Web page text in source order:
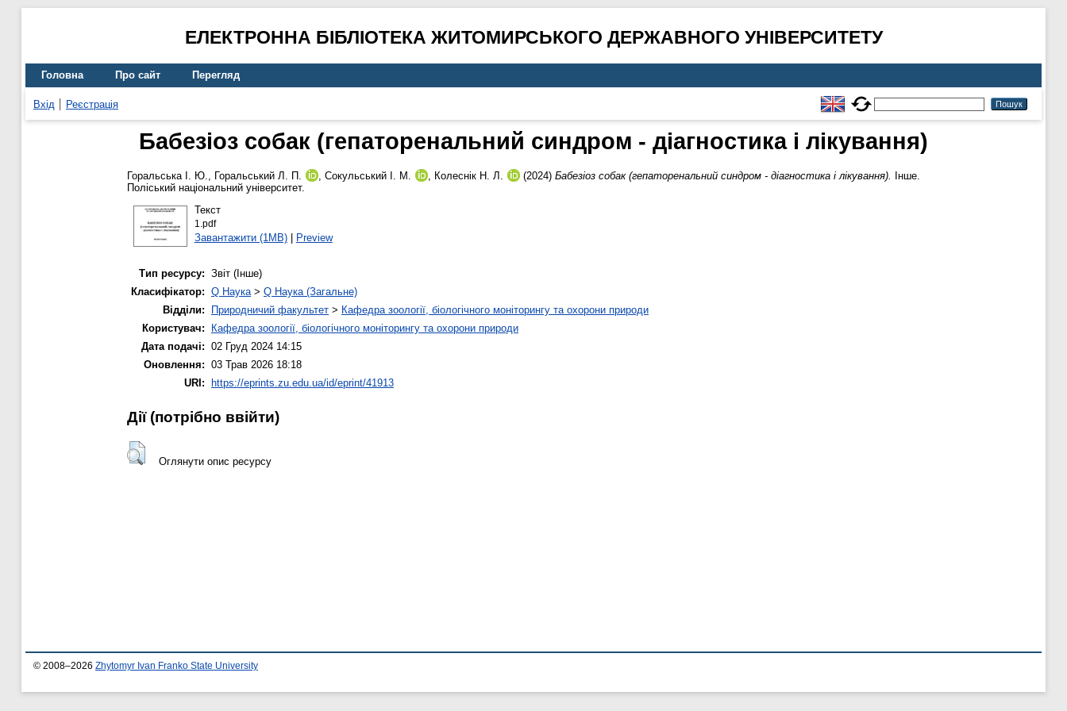
ЕЛЕКТРОННА БІБЛІОТЕКА ЖИТОМИРСЬКОГО ДЕРЖАВНОГО УНІВЕРСИТЕТУ
Головна Про сайт Перегляд
Вхід Реєстрація
Бабезіоз собак (гепаторенальний синдром - діагностика і лікування)
Горальська І. Ю., Горальський Л. П. , Сокульський І. М. , Колеснік Н. Л. (2024) Бабезіоз собак (гепаторенальний синдром - діагностика і лікування).
Інше.
Поліський національний університет.
Текст
1.pdf
Завантажити (1MB)| Preview
Тип ресурсу: Звіт (Інше)
Класифікатор: Q Наука> Q Наука (Загальне)
Відділи:
Природничий факультет > Кафедра зоології, біологічного моніторингу та охорони природи
Користувач:
Кафедра зоології, біологічного моніторингу та охорони природи
Дата подачі: 02 Груд 2024 14:15
Оновлення: 03 Трав 2026 18:18
URI:
https://eprints.zu.edu.ua/id/eprint/41913
Дії ​​(потрібно ввійти)
Оглянути опис ресурсу
© 2008–2026 Zhytomyr Ivan Franko State University